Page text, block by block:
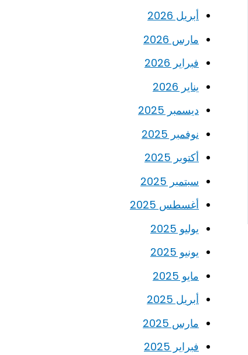
أبريل 2026
مارس 2026
فبراير 2026
يناير 2026
ديسمبر 2025
نوفمبر 2025
أكتوبر 2025
سبتمبر 2025
أغسطس 2025
يوليو 2025
يونيو 2025
مايو 2025
أبريل 2025
مارس 2025
فبراير 2025